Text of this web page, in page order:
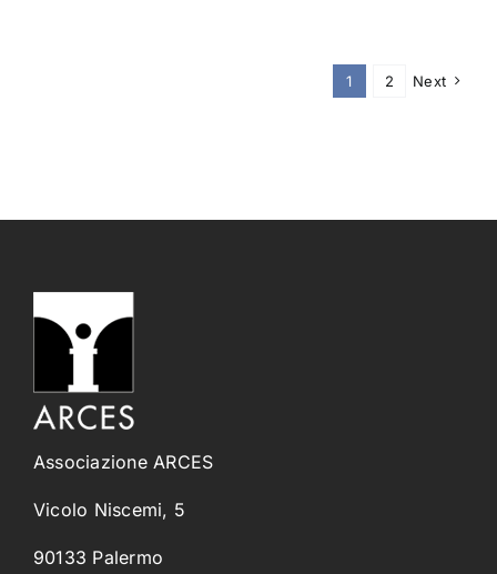
1 2 Next
Associazione ARCES
Vicolo Niscemi, 5
90133 Palermo